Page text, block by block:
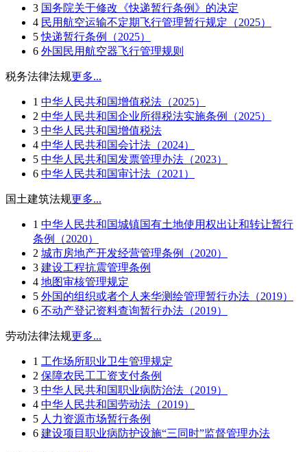
3 国务院关于修改《快递暂行条例》的决定
4 民用航空运输不定期飞行管理暂行规定（2025）
5 快递暂行条例（2025）
6 外国民用航空器飞行管理规则
税务法律法规更多...
1 中华人民共和国增值税法（2025）
2 中华人民共和国企业所得税法实施条例（2025）
3 中华人民共和国增值税法
4 中华人民共和国会计法（2024）
5 中华人民共和国发票管理办法（2023）
6 中华人民共和国审计法（2021）
国土建筑法规更多...
1 中华人民共和国城镇国有土地使用权出让和转让暂行
条例（2020）
2 城市房地产开发经营管理条例（2020）
3 建设工程抗震管理条例
4 地图审核管理规定
5 外国的组织或者个人来华测绘管理暂行办法（2019）
6 不动产登记资料查询暂行办法（2019）
劳动法律法规更多...
1 工作场所职业卫生管理规定
2 保障农民工工资支付条例
3 中华人民共和国职业病防治法（2019）
4 中华人民共和国劳动法（2019）
5 人力资源市场暂行条例
6 建设项目职业病防护设施“三同时”监督管理办法